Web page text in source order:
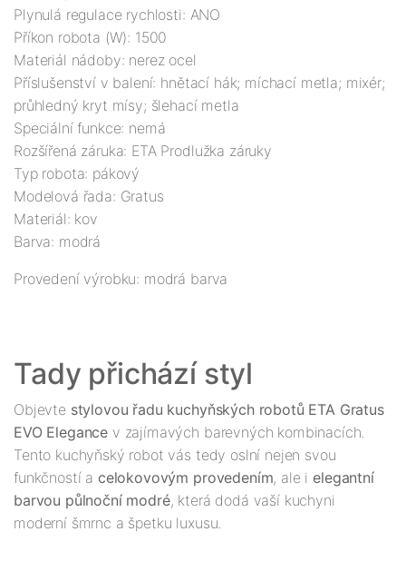
Plynulá regulace rychlosti: ANO
Příkon robota (W): 1500
Materiál nádoby: nerez ocel
Příslušenství v balení: hnětací hák; míchací metla; mixér;
průhledný kryt mísy; šlehací metla
Speciální funkce: nemá
Rozšířená záruka: ETA Prodlužka záruky
Typ robota: pákový
Modelová řada: Gratus
Materiál: kov
Barva: modrá
Provedení výrobku: modrá barva
Objevte stylovou řadu kuchyňských robotů ETA Gratus
EVO Elegance v zajímavých barevných kombinacích.
Tento kuchyňský robot vás tedy oslní nejen svou
funkčností a celokovovým provedením, ale i elegantní
barvou půlnoční modré, která dodá vaší kuchyni